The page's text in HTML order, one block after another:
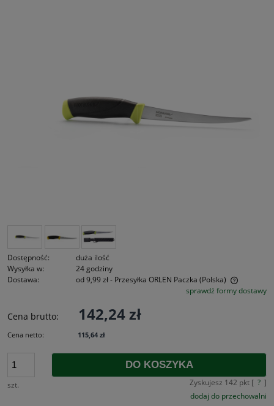
Dostępność:
duża ilość
Wysyłka w:
24 godziny
Dostawa:
od 9,99 zł- Przesyłka ORLEN Paczka (Polska)
Cena nie zawiera ewentualnych kosztów płatnościsprawdź formy dostawy
Cena brutto: 142,24 zł
Cena netto: 115,64 zł
szt.
DO KOSZYKA
Zyskujesz 142 pkt [ ? ]
dodaj do przechowalni